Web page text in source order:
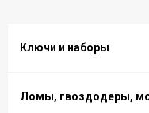
Ключи и наборы
Ломы, гвоздодеры,